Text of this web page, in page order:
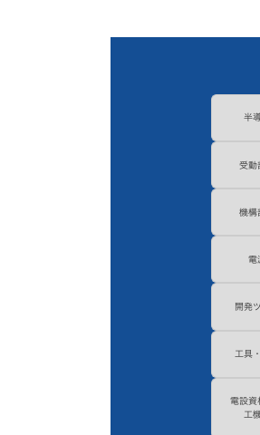
半
受動
機構
電
開発
工具
電設資
工